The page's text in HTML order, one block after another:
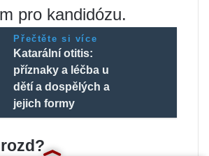
pro kandidózu.
Přečtěte si více
Katarální otitis:
příznaky a léčba u
dětí a dospělých a
jejich formy